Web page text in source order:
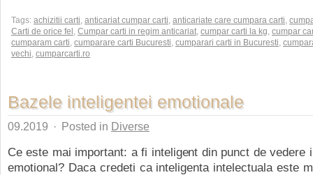
Tags: achizitii carti, anticariat cumpar carti, anticariate care cumpara carti,
Carti de orice fel , Cumpar carti in regim anticariat, cumpar carti la kg, cumpar
cumparam carti, cumparare carti Bucuresti, cumparari carti in Bucuresti,
vechi, cumparcarti.ro
Bazele inteligentei emotionale
09.2019 · Posted in Diverse
Ce este mai important: a fi inteligent din punct de vedere
emotional? Daca credeti ca inteligenta intelectuala este